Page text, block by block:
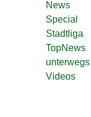
News
Special
Stadtliga
TopNews
unterwegs
Videos